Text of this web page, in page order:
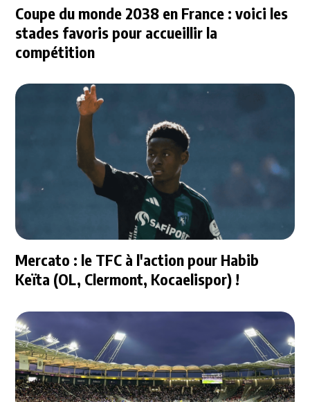
Coupe du monde 2038 en France : voici les
stades favoris pour accueillir la
compétition
Mercato : le TFC à l'action pour Habib
Keïta (OL, Clermont, Kocaelispor) !